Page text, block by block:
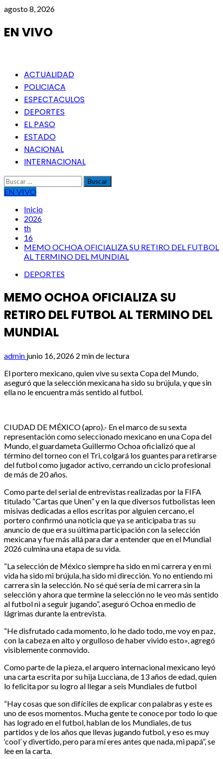
Saltar
contenido
agosto 8, 2026
EN VIVO
Menú
principal
ACTUALIDAD
POLICIACA
ESPECTACULOS
DEPORTES
EL PASO
ESTADO
NACIONAL
INTERNACIONAL
Buscar:
EN VIVO
Inicio
2026
th
16
MEMO OCHOA OFICIALIZA SU RETIRO DEL FUTBOL
AL TERMINO DEL MUNDIAL
DEPORTES
MEMO OCHOA OFICIALIZA SU
RETIRO DEL FUTBOL AL TERMINO DEL
MUNDIAL
admin junio 16, 2026 2 min de lectura
El portero mexicano, quien vive su sexta Copa del Mundo,
aseguró que la selección mexicana ha sido su brújula, y que sin
ella no le encuentra más sentido al futbol.
CIUDAD DE MÉXICO (apro).- En el marco de su sexta
representación como seleccionado mexicano en una Copa del
Mundo, el guardameta Guillermo Ochoa oficializó que al
término del torneo con el Tri, colgará los guantes para retirarse
del futbol como jugador activo, cerrando un ciclo profesional
de más de 20 años.
Como parte del serial de entrevistas realizadas por la FIFA
titulado “Cartas que Unen” y en la que diversos futbolistas leen
misivas dedicadas a ellos escritas por alguien cercano, el
portero confirmó una noticia que ya se anticipaba tras su
anuncio de que era su última participación con la selección
mexicana y fue más allá para dar a entender que en el Mundial
2026 culmina una etapa de su vida.
“La selección de México siempre ha sido en mi carrera y en mi
vida ha sido mi brújula, ha sido mi dirección. Yo no entiendo mi
carrera sin la selección. No sé qué sería de mi carrera sin la
selección y ahora que termine la selección no le veo más sentido
al futbol ni a seguir jugando”, aseguró Ochoa en medio de
lágrimas durante la entrevista.
“He disfrutado cada momento, lo he dado todo, me voy en paz,
con la cabeza en alto y orgulloso de haber vivido esto», agregó
visiblemente conmovido.
Como parte de la pieza, el arquero internacional mexicano leyó
una carta escrita por su hija Lucciana, de 13 años de edad, quien
lo felicita por su logro al llegar a seis Mundiales de futbol
“Hay cosas que son difíciles de explicar con palabras y este es
uno de esos momentos. Mucha gente te conoce por todo lo que
has logrado en el futbol, hablan de los Mundiales, de tus
partidos y de los años que llevas jugando futbol, y eso es muy
‘cool’ y divertido, pero para mí eres antes que nada, mi papá”, se
lee en la carta.